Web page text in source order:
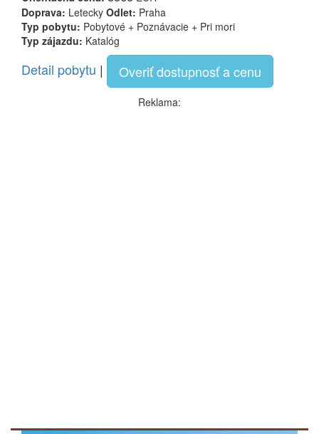
Doprava: Letecky Odlet: Praha
Typ pobytu: Pobytové + Poznávacie + Pri mori
Typ zájazdu: Katalóg
Detail pobytu | Overiť dostupnosť a cenu
Reklama: